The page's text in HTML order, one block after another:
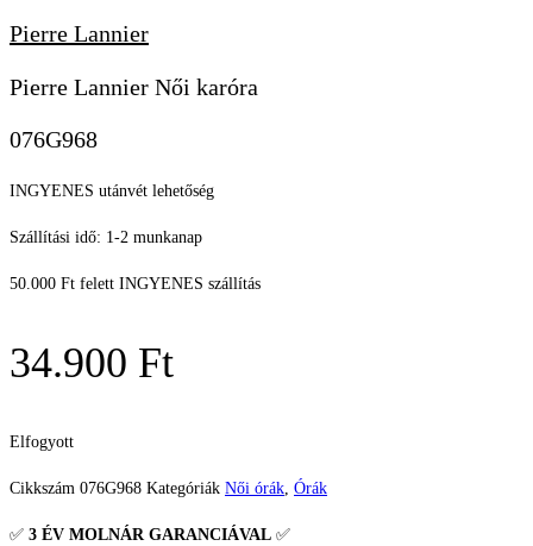
Pierre Lannier
Pierre Lannier Női karóra
076G968
INGYENES utánvét lehetőség
Szállítási idő: 1-2 munkanap
50.000 Ft felett INGYENES szállítás
34.900 Ft
Elfogyott
Cikkszám 076G968 Kategóriák Női órák, Órák
✅ 3 ÉV MOLNÁR GARANCIÁVAL ✅